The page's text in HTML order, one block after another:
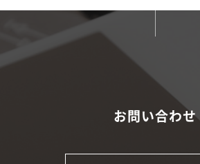
お問い合わせ